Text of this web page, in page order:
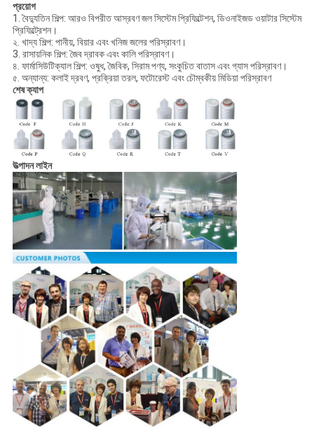
প্রয়োগ
1. বৈদ্যুতিন শিল্প: আরও বিপরীত আস্রবণ জল সিস্টেম প্রিফিল্টেশন, ডিওনাইজড ওয়াটার সিস্টেম
প্রিফিল্ট্রেশন।
২. খাদ্য শিল্প: পানীয়, বিয়ার এবং খনিজ জলের পরিস্রাবণ।
3. রাসায়নিক শিল্প: জৈব দ্রাবক এবং কালি পরিস্রাবণ।
৪. ফার্মাসিউটিক্যাল শিল্প: ওষুধ, জৈবিক, সিরাম পণ্য, সংকুচিত বাতাস এবং গ্যাস পরিস্রাবণ।
৫. অন্যান্য: কলাই দ্রবণ, প্রক্রিয়া তরল, ফটোরেস্ট এবং চৌম্বকীয় মিডিয়া পরিস্রাবণ
শেষ ক্যাপ
উত্পাদন লাইন